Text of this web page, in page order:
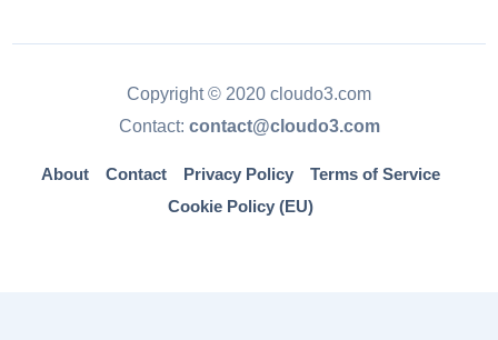
Copyright © 2020 cloudo3.com
Contact: contact@cloudo3.com
About Contact Privacy Policy
Terms of Service
Cookie Policy (EU)